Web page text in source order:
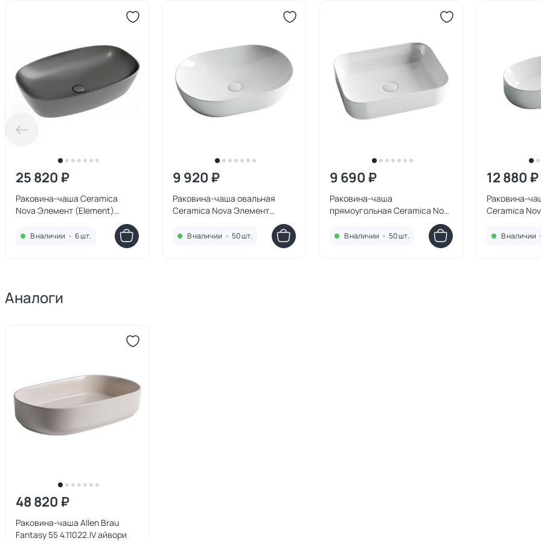
25 820 ₽
Раковина-чаша Ceramica
Nova Элемент (Element)
CN6049MDH 60 см, темный
антрацит
В наличии • 6 шт.
9 920 ₽
Раковина-чаша овальная
Ceramica Nova Элемент
(Element) CN5009 60х42 см
В наличии • 50 шт.
9 690 ₽
Раковина-чаша
прямоугольная Ceramica Nova
Элемент (Element) CN6011
50х40 см
В наличии • 50 шт.
12 880 ₽
Раковина-
Ceramica
(Element)
В наличии •
Аналоги
48 820 ₽
Раковина-чаша Allen Brau
Fantasy 55 4.11022.IV айвори